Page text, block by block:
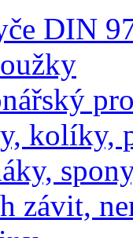
DIN
kolíky,
závit,